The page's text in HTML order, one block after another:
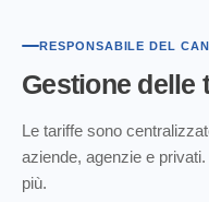
RESPONSABILE DEL
Gestione delle
Le tariffe sono
aziende, agenzie e
più.